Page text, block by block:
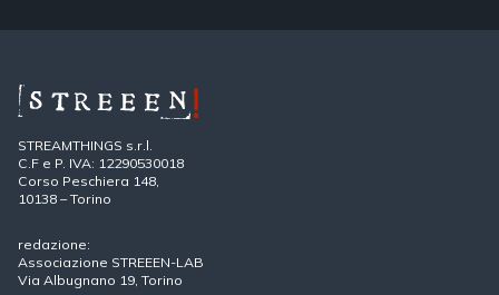
STREAMTHINGS s.r.l.
C.F e P. IVA: 12290530018
Corso Peschiera 148,
10138 – Torino
redazione:
Associazione STREEEN-LAB
Via Albugnano 19, Torino